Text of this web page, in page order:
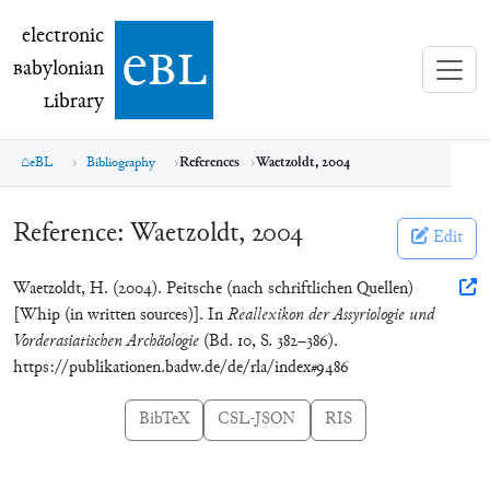
electronic Babylonian Library (eBL)
electronic
Babylonian
Library ebl
eBL Bibliography References Waetzoldt, 2004
Reference: Waetzoldt, 2004 Edit
Waetzoldt, H. (2004). Peitsche (nach schriftlichen Quellen)
[Whip (in written sources)]. InReallexikon der Assyriologie und
Vorderasiatischen Archäologie (Bd. 10, S. 382–386).
https://publikationen.badw.de/de/rla/index#9486
BibTeX CSL-JSON RIS